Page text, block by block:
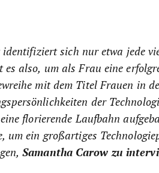
sich nur etwa jede
es also, um als Frau eine
mit dem Titel Frauen in
der
florierende Laufbahn
um ein großartiges
Samantha Carow zu